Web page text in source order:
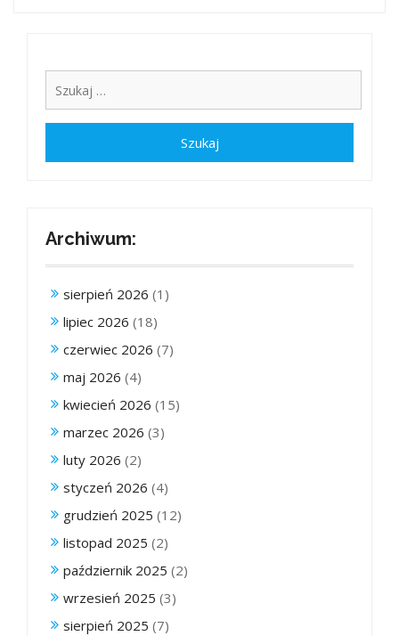
Archiwum:
sierpień 2026 (1)
lipiec 2026 (18)
czerwiec 2026 (7)
maj 2026 (4)
kwiecień 2026 (15)
marzec 2026 (3)
luty 2026 (2)
styczeń 2026 (4)
grudzień 2025 (12)
listopad 2025 (2)
październik 2025 (2)
wrzesień 2025 (3)
sierpień 2025 (7)